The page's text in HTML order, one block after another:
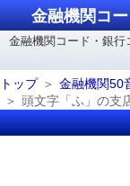
金融機関コ
金融機関コード・銀
トップ
金融機関50
頭文字「ふ」の支